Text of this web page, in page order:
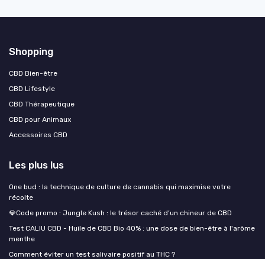
Shopping
CBD Bien-être
CBD Lifestyle
CBD Thérapeutique
CBD pour Animaux
Accessoires CBD
Les plus lus
One bud : la technique de culture de cannabis qui maximise votre
récolte
💎Code promo : Jungle Kush : le trésor caché d’un chineur de CBD
Test CALIU CBD - Huile de CBD Bio 40% : une dose de bien-être à l'arôme
menthe
Comment éviter un test salivaire positif au THC ?